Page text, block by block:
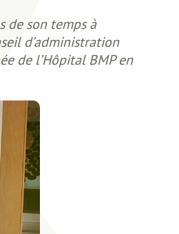
de son temps à
d’administration
de l’Hôpital BMP en